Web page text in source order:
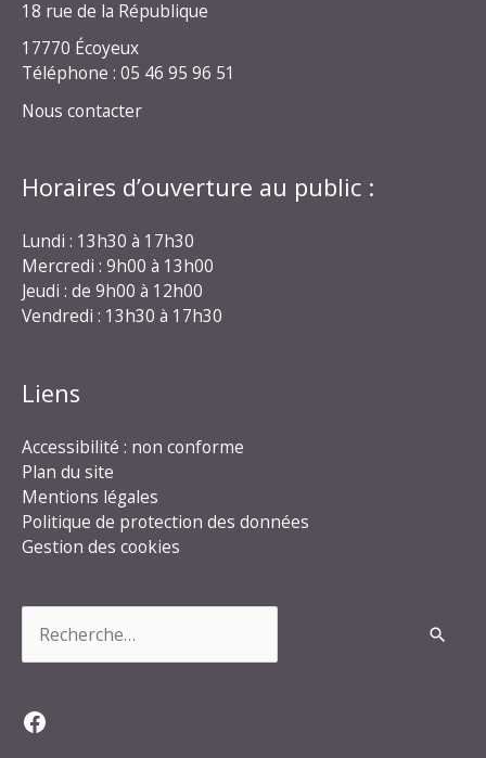
18 rue de la République
17770 Écoyeux
Téléphone : 05 46 95 96 51
Nous contacter
Horaires d’ouverture au public :
Lundi : 13h30 à 17h30
Mercredi : 9h00 à 13h00
Jeudi : de 9h00 à 12h00
Vendredi : 13h30 à 17h30
Liens
Accessibilité : non conforme
Plan du site
Mentions légales
Politique de protection des données
Gestion des cookies
Facebook